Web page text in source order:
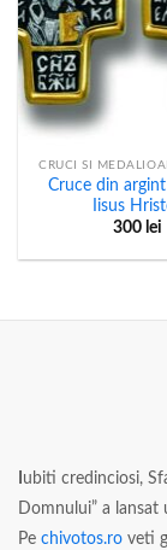
CRUCI SI
Cruce din
Iisus
300 lei
ubiti credinciosi,
Domnului” a lansat
Pe chivotos.ro veti